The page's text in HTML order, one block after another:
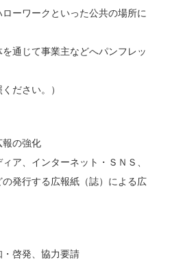
ーワークといった公共の場所に
通じて事業主などへパンフレッ
ださい。）
報の強化
ア、インターネット・ＳＮＳ、
発行する広報紙（誌）による広
啓発、協力要請